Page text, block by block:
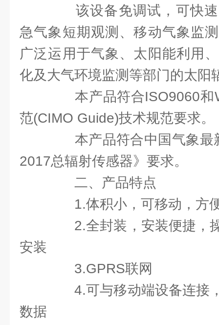
该设备免调试，可快速
急气象短期观测、移动气象监
广泛运用于气象、太阳能利用
化及大气环境监测等部门的太阳
本产品符合ISO9060和
范(CIMO Guide)技术规范要求。
本产品符合中国气象最
2017总辐射传感器》要求。
二、产品特点
1.体积小，可移动，方
2.全封装，安装便捷，
安装
3.GPRS联网
4.可与移动端设备连接
数据